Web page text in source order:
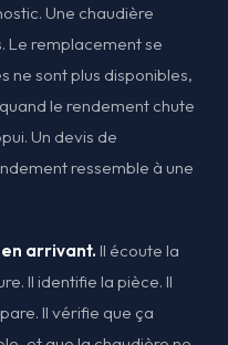
Une chaudière
Le remplacement se
ne sont plus disponibles,
le rendement chute
Un devis de
ressemble à une
arrivant. Il écoute la
Il identifie la pièce. Il
Il vérifie que ça